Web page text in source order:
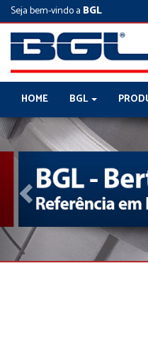
Seja bem-vindo a BGL
HOME BGL
Previous